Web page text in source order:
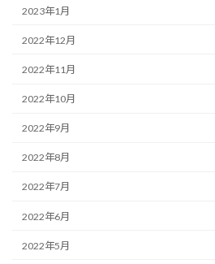
2023年1月
2022年12月
2022年11月
2022年10月
2022年9月
2022年8月
2022年7月
2022年6月
2022年5月